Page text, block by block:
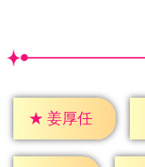
★ 姜厚任